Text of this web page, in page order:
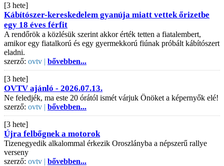
[3 hete]
Kábítószer-kereskedelem gyanúja miatt vettek őrizetbe
egy 18 éves férfit
A rendőrök a közlésük szerint akkor érték tetten a fiatalembert,
amikor egy fiatalkorú és egy gyermekkorú fiúnak próbált kábítószert
eladni.
szerző: ovtv | bővebben...
[3 hete]
OVTV ajánló - 2026.07.13.
Ne feledjék, ma este 20 órától ismét várjuk Önöket a képernyők elé!
szerző: ovtv | bővebben...
[3 hete]
Újra felbőgnek a motorok
Tizenegyedik alkalommal érkezik Oroszlányba a népszerű rallye
verseny
szerző: ovtv | bővebben...